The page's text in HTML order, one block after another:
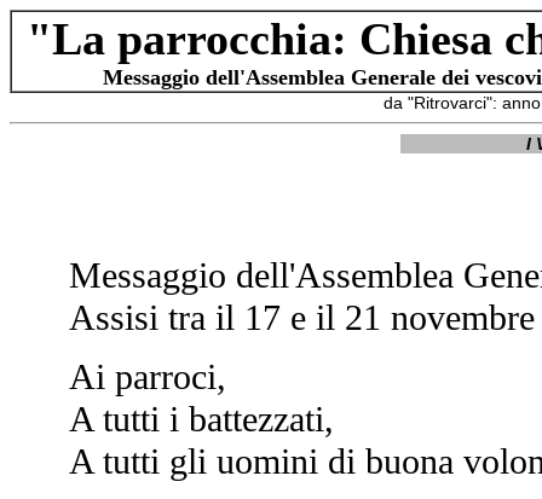
"La parrocchia: Chiesa
Messaggio dell'Assemblea Generale dei
da "Ritrovarci":
I
Messaggio dell'Assemblea
Assisi tra il 17 e il 21 novembre
Ai parroci,
A tutti i battezzati,
A tutti gli uomini di buona